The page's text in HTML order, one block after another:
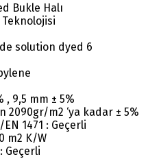
Bukle Halı
solution dyed 6
, 9,5 mm ± 5%
2090gr/m2 ‘ya kadar ± 5%
1471 : Geçerli
m2 K/W
Geçerli